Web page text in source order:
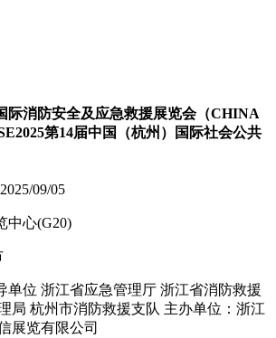
际消防安全及应急救援展览会（CHINA
第14届中国（杭州）国际社会公共
09/05
中心(G20)
单位 浙江省应急管理厅 浙江省消防救援
局 杭州市消防救援支队 主办单位：浙江
展览有限公司